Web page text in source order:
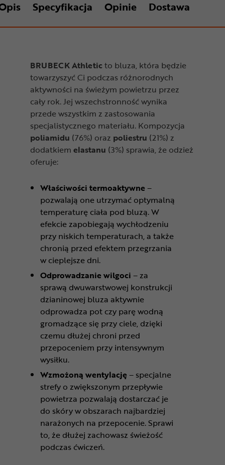
Specyfikacja Opinie Dostawa
BRUBECK Athletic to bluza, która będzie
towarzyszyć Ci podczas różnorodnych
aktywności na świeżym powietrzu przez
cały rok. Jej wszechstronność wynika
przede wszystkim z zastosowania
specjalistycznego materiału. Kompozycja
poliamidu (76%) oraz poliestru (21%) z
dodatkiem elastanu (3%) sprawia, że odzież
oferuje:
Właściwości termoaktywne–
pozwalają one utrzymać optymalną
temperaturę ciała pod bluzą. W
efekcie zapobiegają wychłodzeniu
przy niskich temperaturach, a także
chronią przed efektem przegrzania
w cieplejsze dni.
Odprowadzanie wilgoci – za
sprawą dwuwarstwowej konstrukcji
dzianinowej bluza aktywnie
odprowadza pot czy parę wodną
gromadzące się przy ciele, dzięki
czemu dłużej chroni przed
przepoceniem przy intensywnym
wysiłku.
Wzmożoną wentylację– specjalne
strefy o zwiększonym przepływie
powietrza pozwalają dostarczać je
do skóry w obszarach najbardziej
narażonych na przepocenie. Sprawi
to, że dłużej zachowasz świeżość
podczas ćwiczeń.